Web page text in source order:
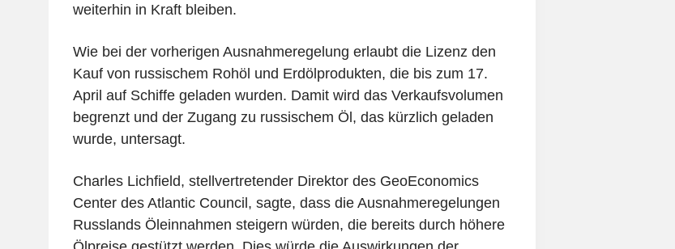
weiterhin in Kraft bleiben.
Wie bei der vorherigen Ausnahmeregelung erlaubt die Lizenz den
Kauf von russischem Rohöl und Erdölprodukten, die bis zum 17.
April auf Schiffe geladen wurden. Damit wird das Verkaufsvolumen
begrenzt und der Zugang zu russischem Öl, das kürzlich geladen
wurde, untersagt.
Charles Lichfield, stellvertretender Direktor des GeoEconomics
Center des Atlantic Council, sagte, dass die Ausnahmeregelungen
Russlands Öleinnahmen steigern würden, die bereits durch höhere